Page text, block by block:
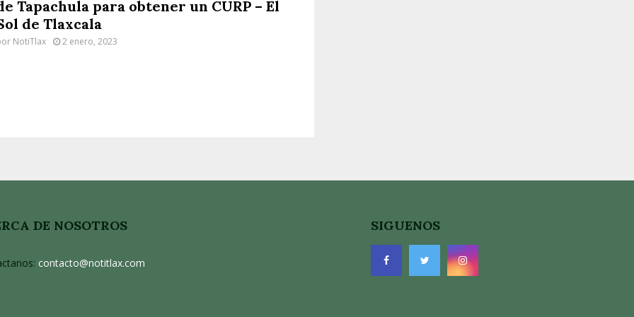
Tapachula para obtener un CURP – El
de Tlaxcala
NotiTlax 2 enero, 2023
DE NOSOTROS
contacto@notitlax.com
SIGUENOS